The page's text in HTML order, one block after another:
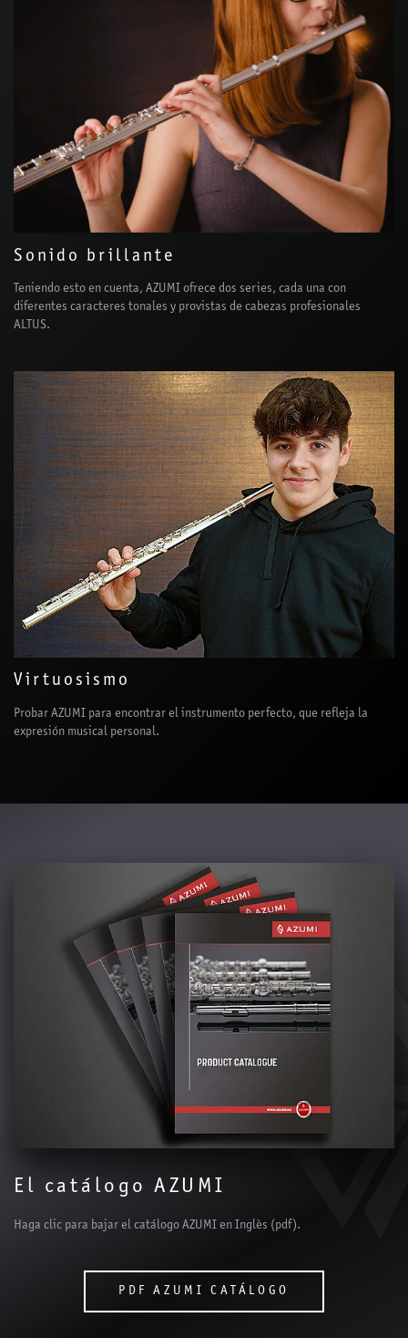
Sonido brillante
Teniendo esto en cuenta, AZUMI ofrece dos series, cada una con
diferentes caracteres tonales y provistas de cabezas profesionales
ALTUS.
Virtuosismo
Probar AZUMI para encontrar el instrumento perfecto, que refleja la
expresión musical personal.
El catálogo AZUMI
Haga clic para bajar el catálogo AZUMI en Inglès (pdf).
PDF AZUMI CATÁLOGO